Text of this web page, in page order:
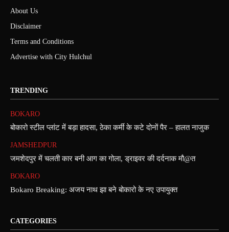
About Us
Disclaimer
Terms and Conditions
Advertise with City Hulchul
TRENDING
BOKARO
बोकारो स्टील प्लांट में बड़ा हादसा, ठेका कर्मी के कटे दोनों पैर – हालत नाजुक
JAMSHEDPUR
जमशेदपुर में चलती कार बनी आग का गोला, ड्राइवर की दर्दनाक मौ@त
BOKARO
Bokaro Breaking: अजय नाथ झा बने बोकारो के नए उपायुक्त
CATEGORIES